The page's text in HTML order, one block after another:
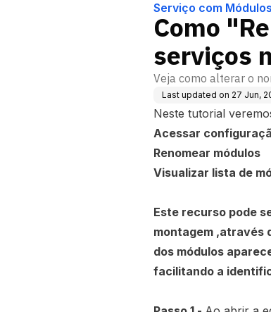
Serviço com Módulos
Como
serviços
Veja como alterar o
Last updated on 27 Jun,
Neste tutorial
Acessar
Renomear módulos
Visualizar lista de
Este recurso pode
montagem ,através
dos módulos
facilitando a